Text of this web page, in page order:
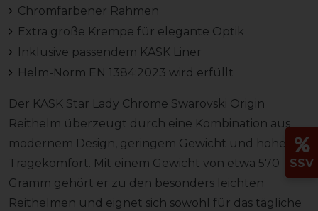
Chromfarbener Rahmen
Extra große Krempe für elegante Optik
Inklusive passendem KASK Liner
Helm-Norm EN 1384:2023 wird erfüllt
Der KASK Star Lady Chrome Swarovski Origin
Reithelm überzeugt durch eine Kombination aus
modernem Design, geringem Gewicht und hohem
Tragekomfort. Mit einem Gewicht von etwa 570
Gramm gehört er zu den besonders leichten
Reithelmen und eignet sich sowohl für das tägliche
SSV